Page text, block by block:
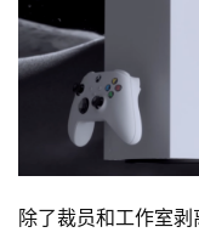
具
关
除了裁员和工作室